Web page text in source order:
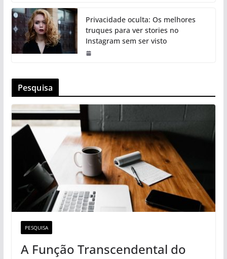
Privacidade oculta: Os melhores
truques para ver stories no
Instagram sem ser visto
Pesquisa
PESQUISA
A Função Transcendental do